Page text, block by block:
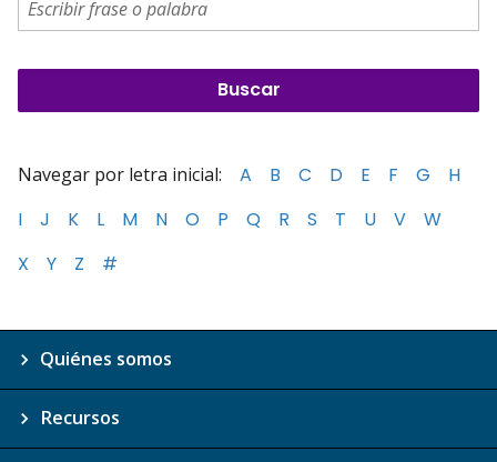
Navegar por letra inicial: A B C D E F G
H
I
J K L M N O P Q R S T U V
W
X
Y Z #
Quiénes somos
Recursos